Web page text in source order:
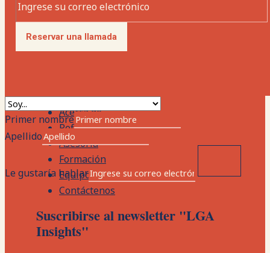
Reservar una llamada
Primer nombre
Apellido
Le gustaría hablar
Acerca de
Reflexiones
Asesoría
Formación
Acerca de
Reflexiones
Asesoría
Formación
Equipo
Contáctenos
Suscribirse al newsletter "LGA
Insights"